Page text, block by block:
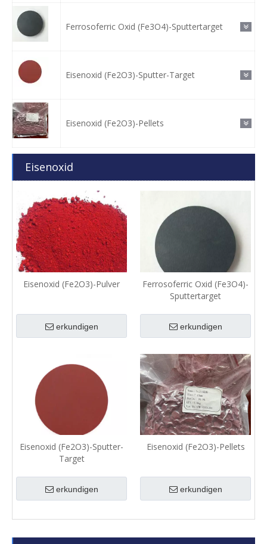
Ferrosoferric Oxid (Fe3O4)-Sputtertarget
Eisenoxid (Fe2O3)-Sputter-Target
Eisenoxid (Fe2O3)-Pellets
Eisenoxid
Eisenoxid (Fe2O3)-Pulver
erkundigen
Ferrosoferric Oxid (Fe3O4)-
Sputtertarget
erkundigen
Eisenoxid (Fe2O3)-Sputter-
Target
erkundigen
Eisenoxid (Fe2O3)-Pellets
erkundigen